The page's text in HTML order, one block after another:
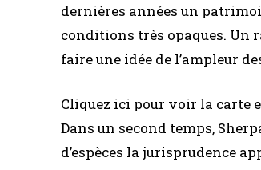
dernières années un
conditions très opaques. Un
faire une idée de l’ampleur
Cliquez ici pour voir la carte
Dans un second temps,
d’espèces la jurisprudence